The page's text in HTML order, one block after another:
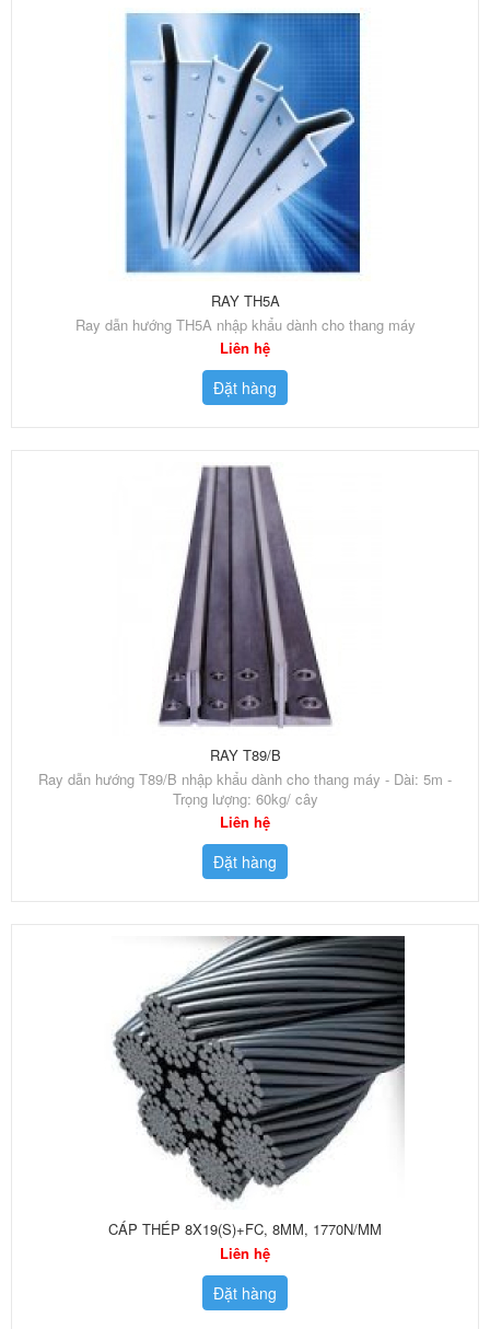
RAY TH5A
Ray dẫn hướng TH5A nhập khẩu dành cho thang máy
Liên hệ
Đặt hàng
RAY T89/B
Ray dẫn hướng T89/B nhập khẩu dành cho thang máy - Dài: 5m -
Trọng lượng: 60kg/ cây
Liên hệ
Đặt hàng
CÁP THÉP 8X19(S)+FC, 8MM, 1770N/MM
Liên hệ
Đặt hàng